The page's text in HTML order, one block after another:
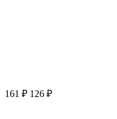
161 ₽ 126 ₽